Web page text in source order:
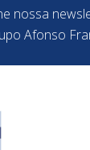
nossa
Afonso